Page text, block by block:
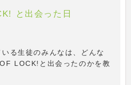
と出会った日
る生徒のみんなは、どんな
LOCK!と出会ったのかを教